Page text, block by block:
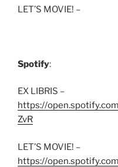
LET’S MOVIE! –
Spotify:
EX LIBRIS –
https://
ZvR
LET’S MOVIE! –
https://